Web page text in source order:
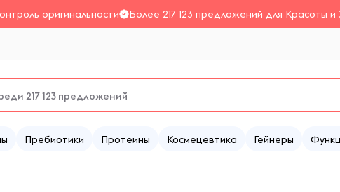
оригинальности Более 217 123 предложений для Красоты и
Пребиотики Протеины Космецевтика Гейнеры